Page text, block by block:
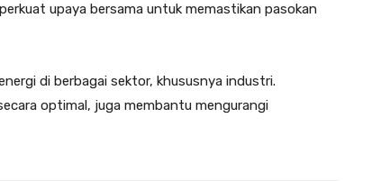
upaya bersama untuk memastikan pasokan
di berbagai sektor, khususnya industri.
optimal, juga membantu mengurangi